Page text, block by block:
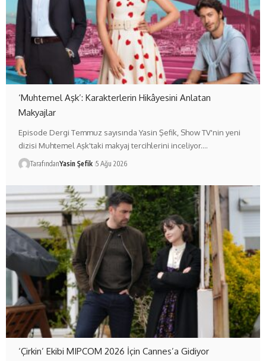
‘Muhtemel Aşk’: Karakterlerin Hikâyesini Anlatan
Makyajlar
Episode Dergi Temmuz sayısında Yasin Şefik, Show TV'nin yeni
dizisi Muhtemel Aşk'taki makyaj tercihlerini inceliyor.…
TarafındanYasin Şefik 5 Ağu 2026
‘Çirkin’ Ekibi MIPCOM 2026 İçin Cannes’a Gidiyor